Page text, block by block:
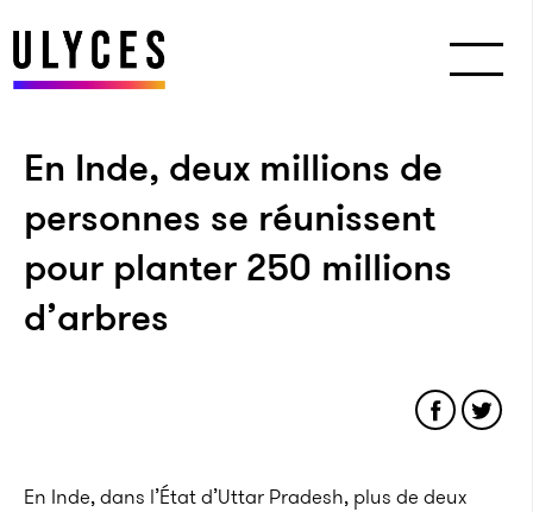
En Inde, deux millions de
personnes se réunissent
pour planter 250 millions
d’arbres
En Inde, dans l’État d’Uttar Pradesh, plus de deux